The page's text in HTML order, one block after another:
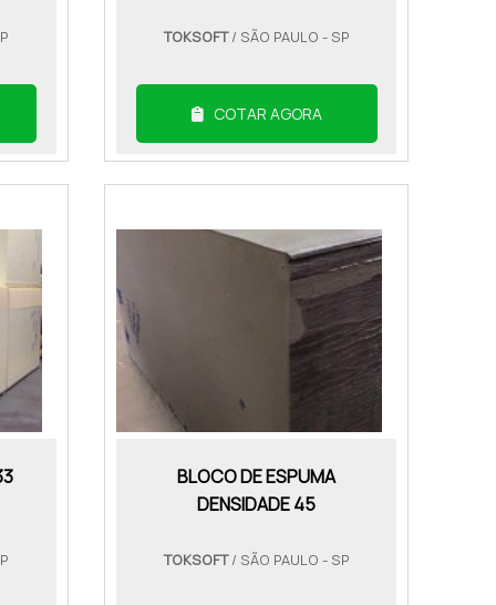
TOKSOFT/ SÃO PAULO - SP
COTAR AGORA
BLOCO DE ESPUMA
DENSIDADE 45
TOKSOFT/ SÃO PAULO - SP